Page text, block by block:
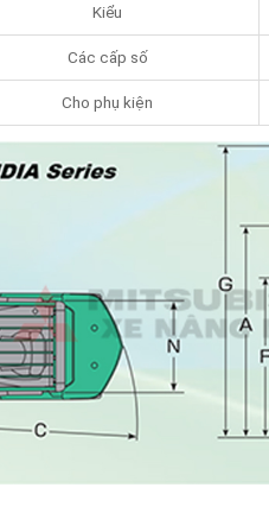
Kiểu
Các cấp số
Cho phụ kiện